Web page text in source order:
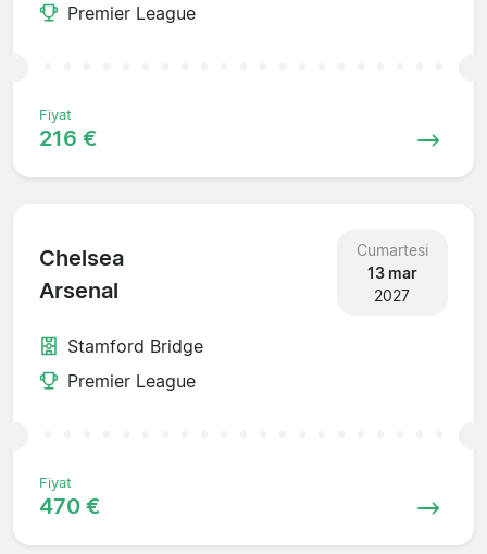
Premier League
Fiyat
216 €
Chelsea
Arsenal
Cumartesi
13 mar
2027
Stamford Bridge
Premier League
Fiyat
470 €